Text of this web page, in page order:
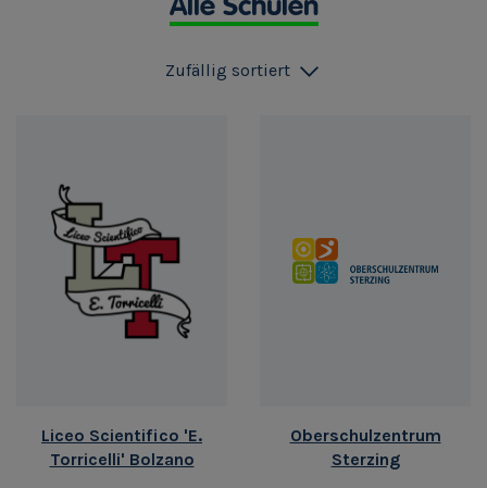
Alle Schulen
Zufällig sortiert
Liceo Scientifico 'E.
Torricelli' Bolzano
Oberschulzentrum
Sterzing